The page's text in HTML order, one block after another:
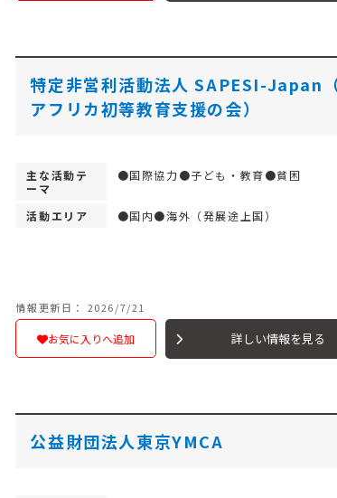
特定非営利活動法人 SAPESI-Japan
アフリカ初等教育支援の会）
主な活動テ
ーマ
●国際協力●子ども・教育●貧困
活動エリア ●国内●海外（発展途上国）
情報更新日： 2026/7/21
お気に入りへ追加 詳しい情報を見る
公益財団法人東京YMCA